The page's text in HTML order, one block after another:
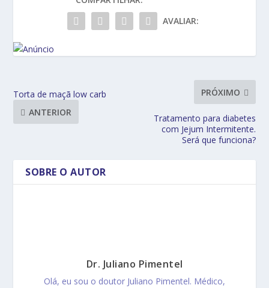
AVALIAR:
Torta de maçã low carb
ANTERIOR
PRÓXIMO
Tratamento para diabetes
com Jejum Intermitente.
Será que funciona?
SOBRE O AUTOR
Dr. Juliano Pimentel
Olá, eu sou o doutor Juliano Pimentel. Médico,